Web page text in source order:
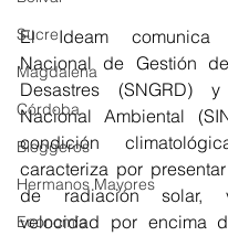
Sucre
Magdalena
Córdoba
Bloggeros
Hermanos Mayores
Economía
El Ideam comunica
Nacional de Gestión
Desastres (SNGRD)
Nacional Ambiental
condición
caracteriza por
de radiación solar,
velocidad por encima